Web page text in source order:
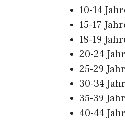
10-14
15-17
18-19
20-24
25-29
30-34
35-39
40-44